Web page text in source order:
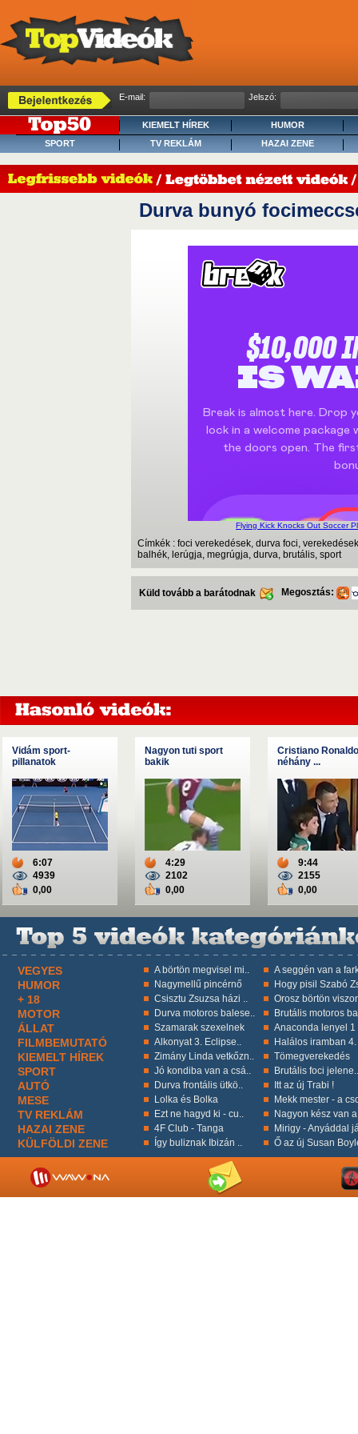
E-mail: Jelszó:
KIEMELT HÍREK
HUMOR
SPORT
TV REKLÁM HAZAI ZENE
Durva bunyó
Flying Kick Knocks Out Soccer
Címkék : foci verekedések, durva foci,
balhék, lerúgja, megrúgja, durva, brutális, sport
Küld tovább a barátodnak Megosztás:
Vidám sport-
pillanatok
6:07
4939
0,00
Nagyon tuti sport
bakik
4:29
2102
0,00
Cristiano Ronaldo
néhány ...
9:44
2155
0,00
VEGYES A börtön megvisel mi.. A seggén van a
HUMOR Nagymellű pincérnő Hogy pisil Szabó
+ 18 Csisztu Zsuzsa házi .. Orosz börtön
MOTOR Durva motoros balese.. Brutális motoros
ÁLLAT Szamarak szexelnek Anaconda lenyel 1
FILMBEMUTATÓ Alkonyat 3. Eclipse.. Halálos iramban 4.
KIEMELT HÍREK Zimány Linda vetkőzn.. Tömegverekedés
SPORT Jó kondiba van a csá.. Brutális foci jelene..
AUTÓ Durva frontális ütkö.. Itt az új Trabi !
MESE Lolka és Bolka Mekk mester - a
TV REKLÁM Ezt ne hagyd ki - cu.. Nagyon kész van
HAZAI ZENE 4F Club - Tanga Mirigy - Anyáddal
KÜLFÖLDI ZENE Így buliznak Ibizán .. Ő az új Susan